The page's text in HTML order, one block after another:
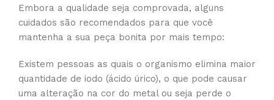
Embora a qualidade seja comprovada, alguns
cuidados são recomendados para que você
mantenha a sua peça bonita por mais tempo:
Existem pessoas as quais o organismo elimina maior
quantidade de iodo (ácido úrico), o que pode causar
uma alteração na cor do metal ou seja perde o